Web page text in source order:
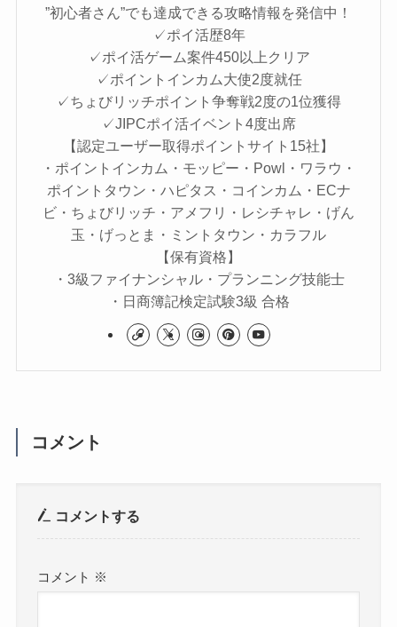
”初心者さん”でも達成できる攻略情報を発信中！
✓ポイ活歴8年
✓ポイ活ゲーム案件450以上クリア
✓ポイントインカム大使2度就任
✓ちょびリッチポイント争奪戦2度の1位獲得
✓JIPCポイ活イベント4度出席
【認定ユーザー取得ポイントサイト15社】
・ポイントインカム・モッピー・Powl・ワラウ・
ポイントタウン・ハピタス・コインカム・ECナ
ビ・ちょびリッチ・アメフリ・レシチャレ・げん
玉・げっとま・ミントタウン・カラフル
【保有資格】
・3級ファイナンシャル・プランニング技能士
・日商簿記検定試験3級 合格
コメント
コメントする
コメント ※